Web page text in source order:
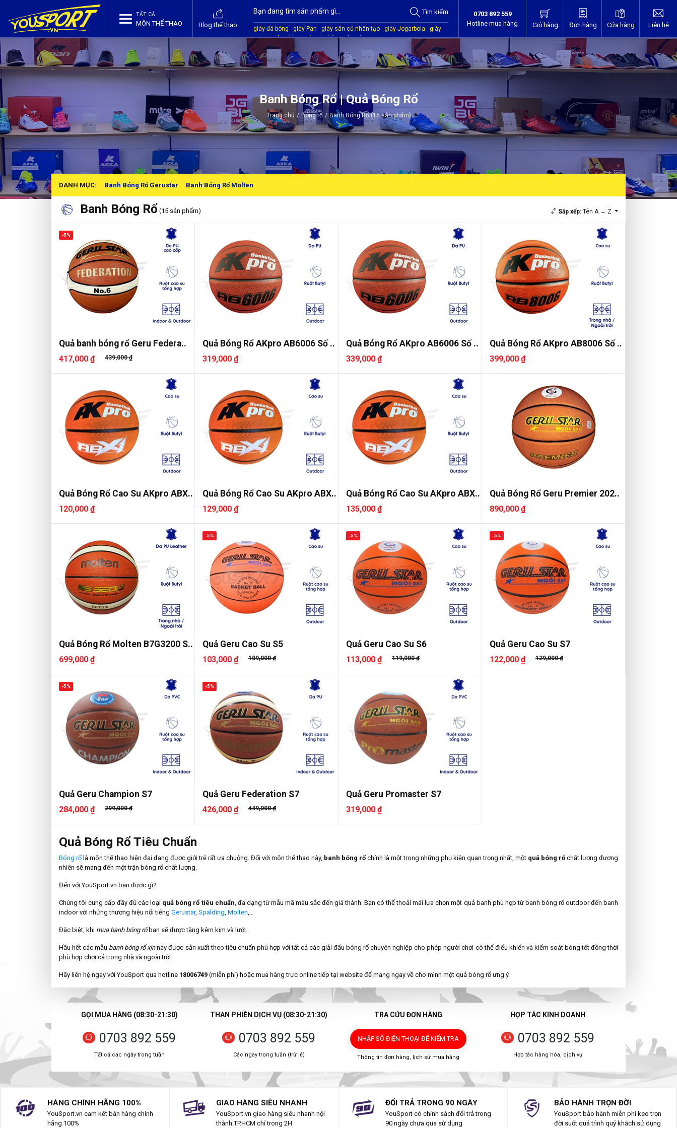
TẤT CẢ
MÔN THỂ THAO Blog thể thao
Tìm kiếm
giày đá bóng giày Pan giày sân cỏ nhân tạo giày Jogarbola
giày
Mitre
giày Akka quần áo bóng đá giày Kamito
0703 892 559
Hotline mua hàng
Giỏ hàng Đơn hàng Cửa hàng Liên hệ
Banh Bóng Rổ | Quả Bóng Rổ
Trang chủ / Bóng rổ / Banh Bóng Rổ (15 sản phẩm)
DANH MỤC: Banh Bóng Rổ Gerustar Banh Bóng Rổ Molten
Banh Bóng Rổ (15 sản phẩm) Sắp xếp:Tên A → Z
Quả banh bóng rổ Geru Federa..
417,000 ₫ 439,000 ₫
-5%
Quả Bóng Rổ AKpro AB6006 Số ..
319,000 ₫
Quả Bóng Rổ AKpro AB6006 Số ..
339,000 ₫
Quả Bóng Rổ AKpro AB8006 Số ..
399,000 ₫
Quả Bóng Rổ Cao Su AKpro ABX..
120,000 ₫
Quả Bóng Rổ Cao Su AKpro ABX..
129,000 ₫
Quả Bóng Rổ Cao Su AKpro ABX..
135,000 ₫
Quả Bóng Rổ Geru Premier 202..
890,000 ₫
Quả Bóng Rổ Molten B7G3200 S..
699,000 ₫
Quả Geru Cao Su S5
103,000 ₫ 109,000 ₫
-5%
Quả Geru Cao Su S6
113,000 ₫ 119,000 ₫
-5%
Quả Geru Cao Su S7
122,000 ₫ 129,000 ₫
-5%
Quả Geru Champion S7
284,000 ₫ 299,000 ₫
-5%
Quả Geru Federation S7
426,000 ₫ 449,000 ₫
-5%
Quả Geru Promaster S7
319,000 ₫
Quả Bóng Rổ Tiêu Chuẩn
Bóng rổ là môn thể thao hiện đại đang được giới trẻ rất ưa chuộng. Đối với môn thể thao này, banh bóng rổ chính là một trong những phụ kiện quan trọng nhất, một quả bóng rổ chất lượng đương
nhiên sẽ mang đến một trận bóng rổ chất lượng.
Đến với YouSport.vn bạn được gì?
Chúng tôi cung cấp đầy đủ các loại quả bóng rổ tiêu chuẩn, đa dạng từ mẫu mã màu sắc đến giá thành. Bạn có thể thoải mái lựa chọn một quả banh phù hợp từ banh bóng rổ outdoor đến banh
indoor với nhứng thương hiệu nổi tiếng Gerustar, Spalding, Molten,…
Đặc biệt, khi mua banh bóng rổbạn sẽ được tặng kèm kim và lưới.
Hầu hết các mẫu banh bóng rổ xịnnày được sản xuất theo tiêu chuẩn phù hợp với tất cả các giải đấu bóng rổ chuyên nghiệp cho phép người chơi có thể điểu khiển và kiểm soát bóng tốt đồng thời
phù hợp chơi cả trong nhà và ngoài trời.
Hãy liên hệ ngay với YouSport qua hotline 18006749 (miễn phí) hoặc mua hàng trực online tiếp tại website để mang ngay về cho mình một quả bóng rổ ưng ý.
GỌI MUA HÀNG (08:30-21:30)
0703 892 559
Tất cả các ngày trong tuần
THAN PHIỀN DỊCH VỤ (08:30-21:30)
0703 892 559
Các ngày trong tuần (trừ lễ)
TRA CỨU ĐƠN HÀNG
NHẬP SỐ ĐIỆN THOẠI ĐỂ KIỂM TRA
Thông tin đơn hàng, lịch sử mua hàng
HỢP TÁC KINH DOANH
0703 892 559
Hợp tác hàng hóa, dịch vụ
HÀNG CHÍNH HÃNG 100%
YouSport.vn cam kết bán hàng chính
hãng 100%
GIAO HÀNG SIÊU NHANH
YouSport.vn giao hàng siêu nhanh nội
thành TP.HCM chỉ trong 2H
ĐỔI TRẢ TRONG 90 NGÀY
YouSport có chính sách đổi trả trong
90 ngày chưa qua sử dụng
BẢO HÀNH TRỌN ĐỜI
YouSport bảo hành miễn phí keo trọn
đời suốt quá trình quý khách sử dụng